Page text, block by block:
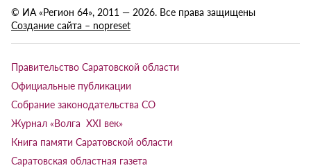
© ИА «Регион 64», 2011 — 2026. Все права защищены
Создание сайта – nopreset
Правительство Саратовской области
Официальные публикации
Собрание законодательства СО
Журнал «Волга XXI век»
Книга памяти Саратовской области
Саратовская областная газета